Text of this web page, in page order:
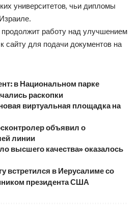
университетов, чьи дипломы
продолжит работу над улучшением
сайту для подачи документов на
в Национальном парке
раскопки
виртуальная площадка на
объявил о
линии
высшего качества» оказалось
встретился в Иерусалиме со
президента США